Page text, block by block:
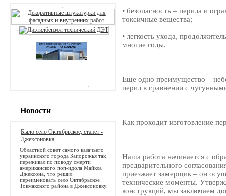
• безопасность – перила и
токсичные вещества;
• легкость ухода,
многие годы.
Еще одно преимущество –
перил в сравнении с
Как проходит изготовление
Наша работа начинается с
предварительного
приезжает замерщик – он
технические моменты.
конструкций, мы заключаем
Новости
Было село Октябрьское, станет -
Джексоновка
Областной совет самого казачьего
украинского города Запорожья так
переживал по поводу смерти
американского поп-идола Майкла
Джексона, что решил
переименовать село Октябрьское
Токмакского района в Джексоновку.